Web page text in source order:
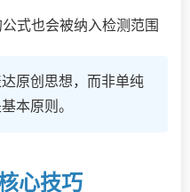
式也会被纳入检测范围
原创思想，而非单纯
本原则。
心技巧